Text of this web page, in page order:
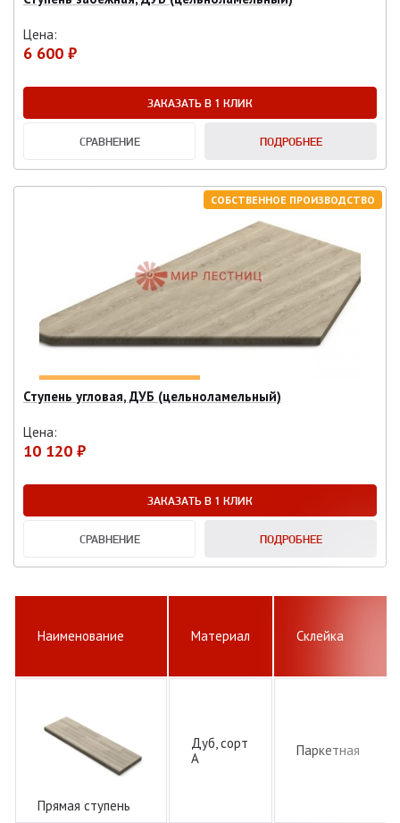
Цена:
6 600 ₽
ЗАКАЗАТЬ В 1 КЛИК
СРАВНЕНИЕ ПОДРОБНЕЕ
СОБСТВЕННОЕ ПРОИЗВОДСТВО
Ступень угловая, ДУБ (цельноламельный)
Цена:
10 120 ₽
ЗАКАЗАТЬ В 1 КЛИК
СРАВНЕНИЕ ПОДРОБНЕЕ
Наименование Материал Склейка
Прямая ступень
Дуб, сорт
А
Паркетная